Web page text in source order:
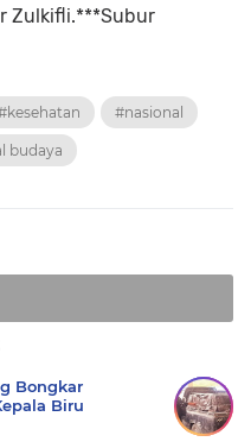
Zulkifli.***Subur
#nasional
budaya
Bongkar
Biru